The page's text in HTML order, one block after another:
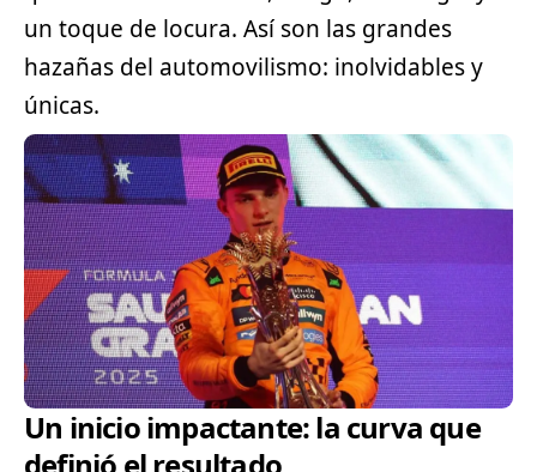
un toque de locura. Así son las grandes
hazañas del automovilismo: inolvidables y
únicas.
Un inicio impactante: la curva que